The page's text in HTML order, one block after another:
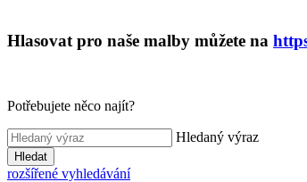
Hlasovat pro naše malby můžete na
Potřebujete něco najít?
Hledaný výraz
Hledat
rozšířené vyhledávání